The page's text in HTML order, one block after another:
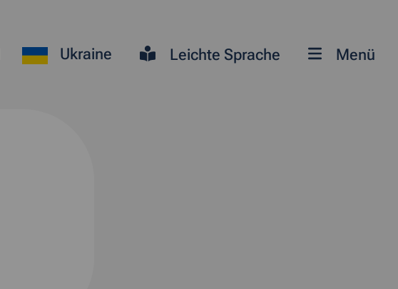
Ukraine Leichte Sprache Menü